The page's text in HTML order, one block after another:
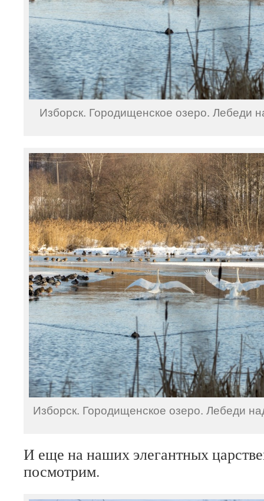
Изборск. Городищенское озеро. Лебеди
Изборск. Городищенское озеро. Лебеди
И еще на наших элегантных
посмотрим.